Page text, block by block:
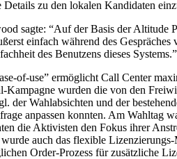
zu den lokalen Kandidaten
sagte: “Auf der Basis der
einfach während des
des Benutzens dieses Systems.”
of-use” ermöglicht Call Center
Kampagne wurden die von den
der Wahlabsichten und der
anpassen konnten. Am Wahltag
die Aktivisten den Fokus ihrer
auch das flexible
Order-Prozess für zusätzliche